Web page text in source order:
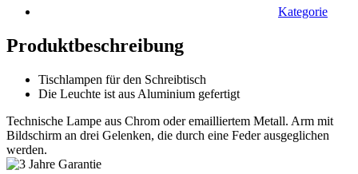
Kategorie
Produktbeschreibung
Tischlampen für den Schreibtisch
Die Leuchte ist aus Aluminium gefertigt
Technische Lampe aus Chrom oder emailliertem Metall. Arm mit
Bildschirm an drei Gelenken, die durch eine Feder ausgeglichen
werden.